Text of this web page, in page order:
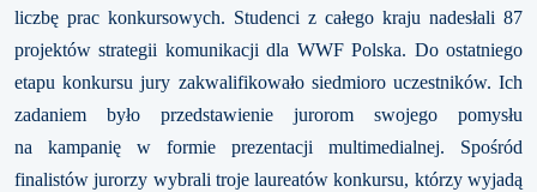
liczbę prac konkursowych. Studenci z całego kraju nadesłali 87
projektów strategii komunikacji dla WWF Polska. Do ostatniego
etapu konkursu jury zakwalifikowało siedmioro uczestników. Ich
zadaniem było przedstawienie jurorom swojego pomysłu
na kampanię w formie prezentacji multimedialnej. Spośród
finalistów jurorzy wybrali troje laureatów konkursu, którzy wyjadą